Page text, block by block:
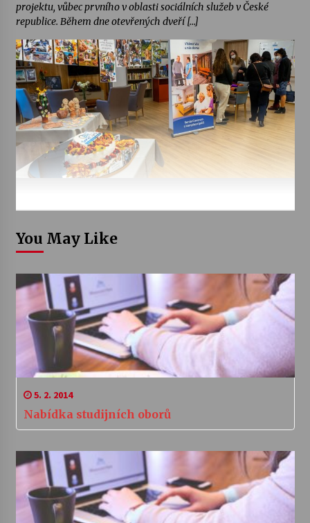
projektu, vůbec prvního v oblasti sociálních služeb v České
republice. Během dne otevřených dveří […]
You May Like
5. 2. 2014
Nabídka studijních oborů